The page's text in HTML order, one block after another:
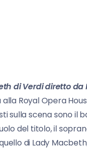
di Verdi diretto da
Royal Opera
sulla scena sono il
del titolo, il
di Lady